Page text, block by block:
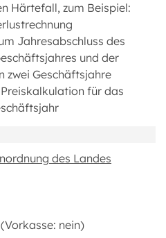
Härtefall, zum Beispiel:
Jahresabschluss des
und der
zwei Geschäftsjahre
für das
des Landes
nein)